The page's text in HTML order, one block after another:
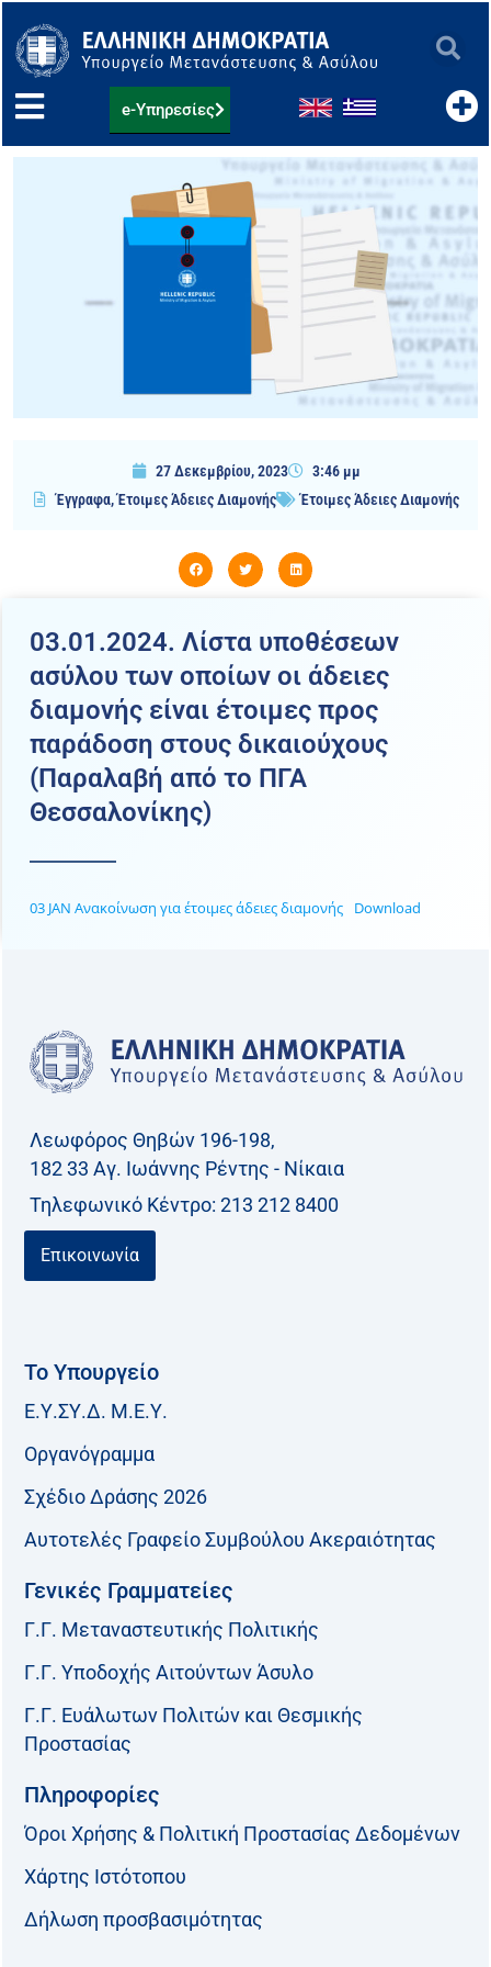
στο
περιεχόμενο
e-Υπηρεσίες
27 Δεκεμβρίου, 2023
3:46 μμ
Έγγραφα,Έτοιμες Άδειες Διαμονής Έτοιμες Άδειες Διαμονής
03.01.2024. Λίστα υποθέσεων
ασύλου των οποίων οι άδειες
διαμονής είναι έτοιμες προς
παράδοση στους δικαιούχους
(Παραλαβή από το ΠΓΑ
Θεσσαλονίκης)
03 JAN Ανακοίνωση για έτοιμες άδειες διαμονής Download
Λεωφόρος Θηβών 196-198,
182 33 Aγ. Ιωάννης Ρέντης - Νίκαια
Τηλεφωνικό Kέντρο: 213 212 8400
Επικοινωνία
Το Υπουργείο
Ε.Υ.ΣΥ.Δ. Μ.Ε.Υ.
Οργανόγραμμα
Σχέδιο Δράσης 2026
Αυτοτελές Γραφείο Συμβούλου Ακεραιότητας
Γενικές Γραμματείες
Γ.Γ. Μεταναστευτικής Πολιτικής
Γ.Γ. Υποδοχής Αιτούντων Άσυλο
Γ.Γ. Ευάλωτων Πολιτών και Θεσμικής
Προστασίας
Πληροφορίες
Όροι Χρήσης & Πολιτική Προστασίας Δεδομένων
Χάρτης Ιστότοπου
Δήλωση προσβασιμότητας